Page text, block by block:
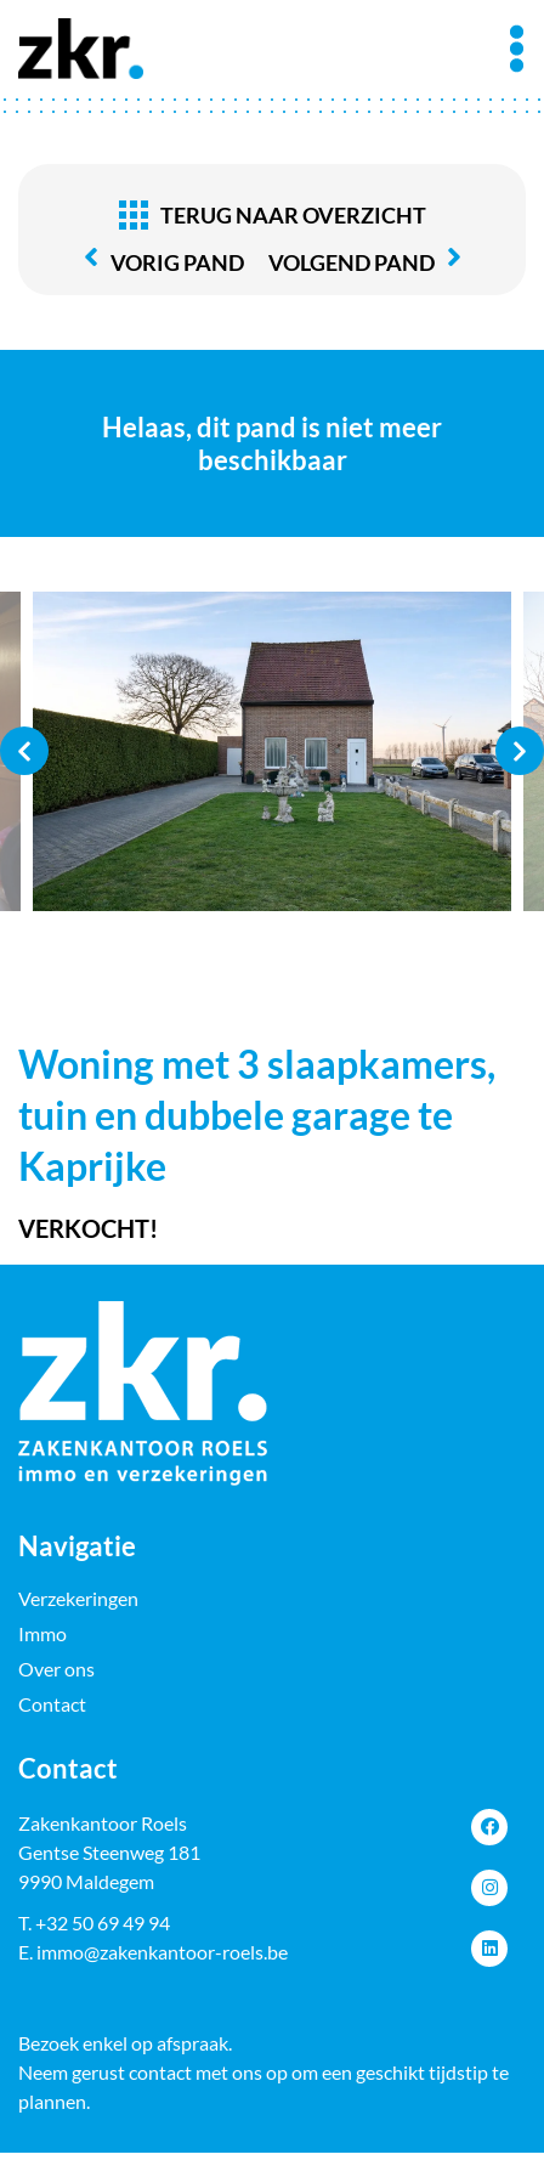
TERUG NAAR OVERZICHT
VORIG PAND
VOLGEND PAND
Helaas, dit pand is niet meer
beschikbaar
Woning met 3 slaapkamers,
tuin en dubbele garage te
Kaprijke
VERKOCHT!
Navigatie
Verzekeringen
Immo
Over ons
Contact
Contact
Zakenkantoor Roels
Gentse Steenweg 181
9990 Maldegem
T. +32 50 69 49 94
E. immo@zakenkantoor-roels.be
Bezoek enkel op afspraak.
Neem gerust contact met ons op om een geschikt tijdstip te
plannen.